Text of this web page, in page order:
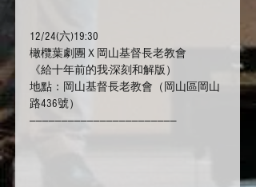
12/24(六)19:30
橄欖葉劇團Ｘ岡山基督長老教會
《給十年前的我-深刻和解版）
地點：岡山基督長老教會（岡山區岡山
路436號）
———————————————————————